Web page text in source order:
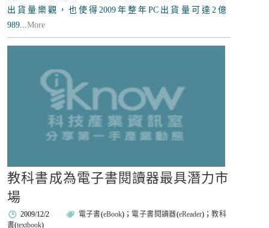
出貨量樂觀，也使得2009年整年PC出貨量可達2億
989...More
教科書成為電子書閱讀器最具潛力市
場
2009/12/2 電子書(eBook)； 電子書閱讀器(eReader)； 教科
書(textbook)